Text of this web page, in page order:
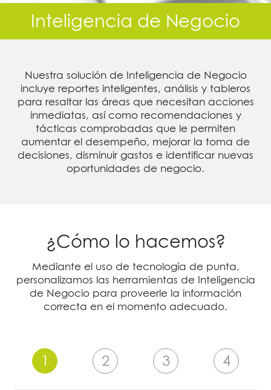
Inteligencia de Negocio
Nuestra solución de Inteligencia de Negocio
incluye reportes inteligentes, análisis y tableros
para resaltar las áreas que necesitan acciones
inmediatas, así como recomendaciones y
tácticas comprobadas que le permiten
aumentar el desempeño, mejorar la toma de
decisiones, disminuir gastos e identificar nuevas
oportunidades de negocio.
¿Cómo lo hacemos?
Mediante el uso de tecnología de punta,
personalizamos las herramientas de Inteligencia
de Negocio para proveerle la información
correcta en el momento adecuado.